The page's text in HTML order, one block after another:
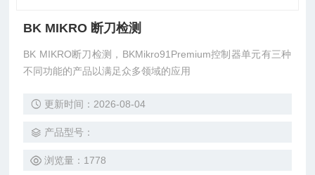
BK MIKRO 断刀检测
BK MIKRO断刀检测，BKMikro91Premium控制器单元有三种
不同功能的产品以满足众多领域的应用
更新时间：2026-08-04
产品型号：
浏览量：1778